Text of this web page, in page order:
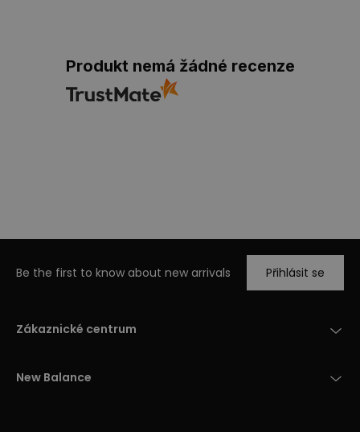
Produkt nemá žádné recenze
Be the first to know about new arrivals Přihlásit se
Zákaznické centrum
New Balance